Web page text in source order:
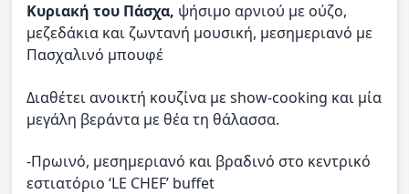
Κυριακή του Πάσχα, ψήσιμο αρνιού με ούζο,
μεζεδάκια και ζωντανή μουσική, μεσημεριανό με
Πασχαλινό μπουφέ
Διαθέτει ανοικτή κουζίνα με show-cooking και μία
μεγάλη βεράντα με θέα τη θάλασσα.
-Πρωινό, μεσημεριανό και βραδινό στο κεντρικό
εστιατόριο ‘LE CHEF’ buffet